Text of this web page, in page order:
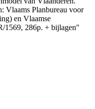
Vlaams Planbureau voor
en Vlaamse
1569, 286p. + bijlagen"